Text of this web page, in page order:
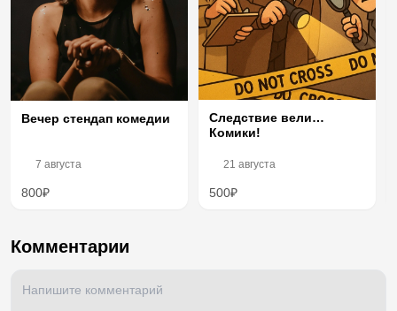
Вечер стендап комедии
7 августа
800₽
Следствие вели…
Комики!
21 августа
500₽
Комментарии